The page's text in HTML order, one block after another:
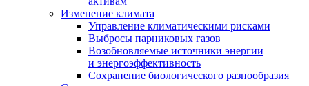
Изменение климата
Управление климатическими рисками
Выбросы парниковых газов
Возобновляемые источники энергии
и энергоэффективность
Сохранение биологического разнообразия